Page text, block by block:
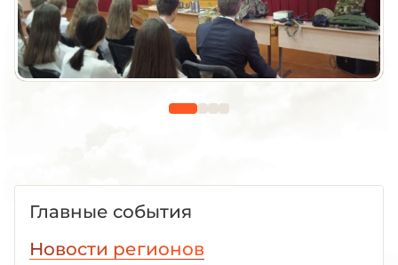
Главные события
Новости регионов